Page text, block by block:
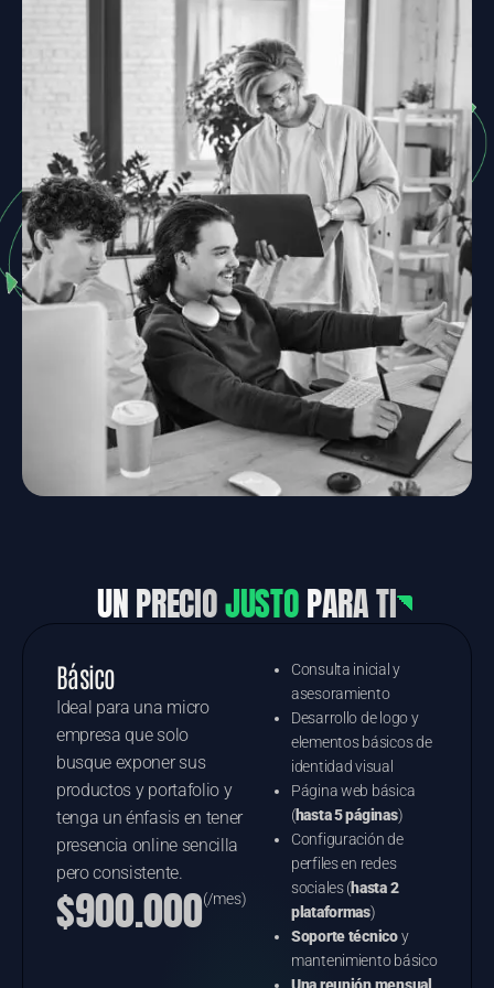
UN PRECIOJUSTOPARA TI
Básico
Ideal para una micro
empresa que solo
busque exponer sus
productos y portafolio y
tenga un énfasis en tener
presencia online sencilla
pero consistente.
$900.000(/mes)
Consulta inicial y
asesoramiento
Desarrollo de logo y
elementos básicos de
identidad visual
Página web básica
(hasta 5 páginas)
Configuración de
perfiles en redes
sociales (hasta 2
plataformas)
Soporte técnicoy
mantenimiento básico
Una reunión mensual